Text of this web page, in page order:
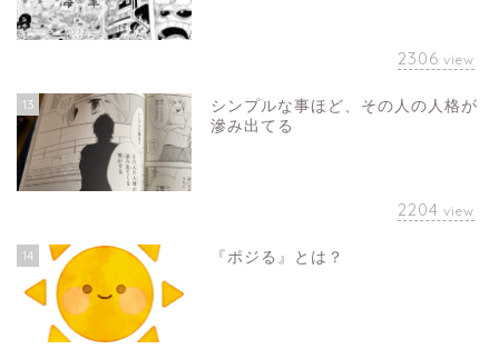
2306 view
13
シンプルな事ほど、その人の人格が
滲み出てる
2204 view
14 『ポジる』とは？